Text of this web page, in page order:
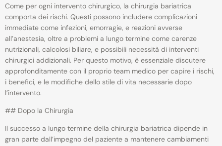
Come per ogni intervento chirurgico, la chirurgia bariatrica
comporta dei rischi. Questi possono includere complicazioni
immediate come infezioni, emorragie, e reazioni avverse
all’anestesia, oltre a problemi a lungo termine come carenze
nutrizionali, calcolosi biliare, e possibili necessità di interventi
chirurgici addizionali. Per questo motivo, è essenziale discutere
approfonditamente con il proprio team medico per capire i rischi,
i benefici, e le modifiche dello stile di vita necessarie dopo
l’intervento.
## Dopo la Chirurgia
Il successo a lungo termine della chirurgia bariatrica dipende in
gran parte dall’impegno del paziente a mantenere cambiamenti